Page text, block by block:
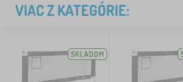
VIAC Z KATEGÓRIE:
SKLADOM